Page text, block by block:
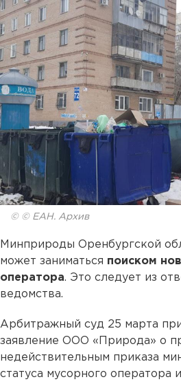
© © ЕАН. Архив
Минприроды Оренбургской
может заниматься поиском
оператора. Это следует из
ведомства.
Арбитражный суд 25 марта
заявление ООО «Природа» о
недействительным приказа
статуса мусорного оператора